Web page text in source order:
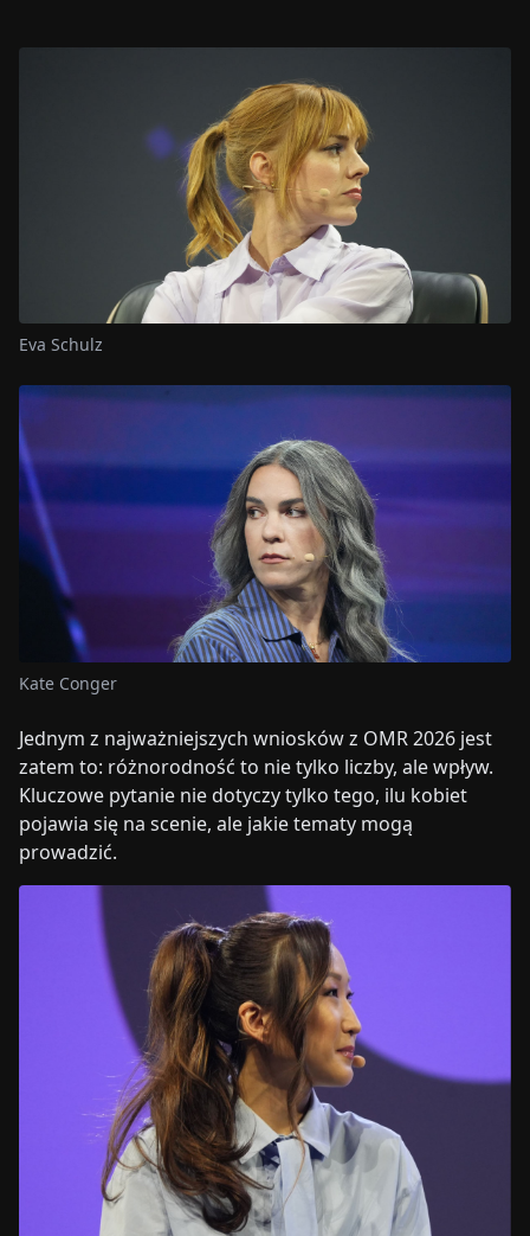
Eva Schulz
Kate Conger
Jednym z najważniejszych wniosków z OMR 2026 jest
zatem to: różnorodność to nie tylko liczby, ale wpływ.
Kluczowe pytanie nie dotyczy tylko tego, ilu kobiet
pojawia się na scenie, ale jakie tematy mogą
prowadzić.